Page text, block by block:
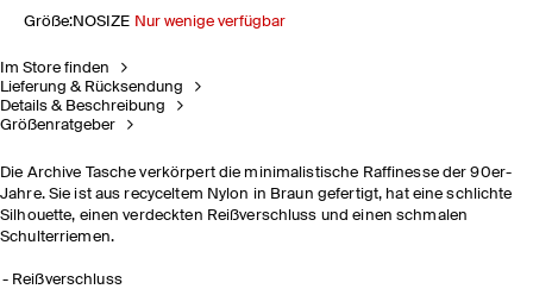
Größe:NOSIZE Nur wenige verfügbar
Im Store finden
Lieferung & Rücksendung
Details & Beschreibung
Größenratgeber
Die Archive Tasche verkörpert die minimalistische Raffinesse der 90er-
Jahre. Sie ist aus recyceltem Nylon in Braun gefertigt, hat eine schlichte
Silhouette, einen verdeckten Reißverschluss und einen schmalen
Schulterriemen.
Reißverschluss